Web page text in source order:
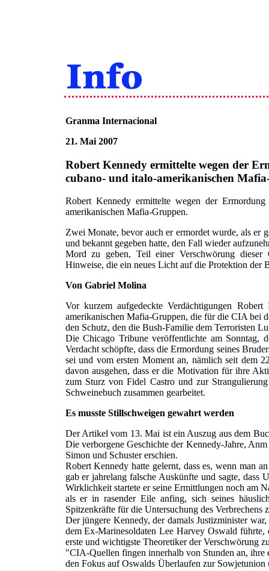
Granma Internacional
21. Mai 2007
Robert Kennedy ermittelte wegen der
cubano- und italo-amerikanischen
Robert Kennedy ermittelte wegen der
amerikanischen Mafia-Gruppen.
Zwei Monate, bevor auch er ermordet wurde, als er
und bekannt gegeben hatte, den Fall wieder
Mord zu geben, Teil einer Verschwörung dieser
Hinweise, die ein neues Licht auf die Protektion der
Von Gabriel Molina
Vor kurzem aufgedeckte Verdächtigungen
amerikanischen Mafia-Gruppen, die für die CIA bei
den Schutz, den die Bush-Familie dem Terroristen
Die Chicago Tribune veröffentlichte am Sonntag,
Verdacht schöpfte, dass die Ermordung seines
sei und vom ersten Moment an, nämlich seit dem
davon ausgehen, dass er die Motivation für ihre
zum Sturz von Fidel Castro und zur
Schweinebuch zusammen gearbeitet.
Es musste Stillschweigen gewahrt werden
Der Artikel vom 13. Mai ist ein Auszug aus dem
Die verborgene Geschichte der Kennedy-Jahre,
Simon und Schuster erschien.
Robert Kennedy hatte gelernt, dass es, wenn man
gab er jahrelang falsche Auskünfte und sagte,
Wirklichkeit startete er seine Ermittlungen noch am
als er in rasender Eile anfing, sich seines
Spitzenkräfte für die Untersuchung des Verbrechens
Der jüngere Kennedy, der damals Justizminister
dem Ex-Marinesoldaten Lee Harvey Oswald
erste und wichtigste Theoretiker der Verschwörung
"CIA-Quellen fingen innerhalb von Stunden an, ihre
den Fokus auf Oswalds Überlaufen zur